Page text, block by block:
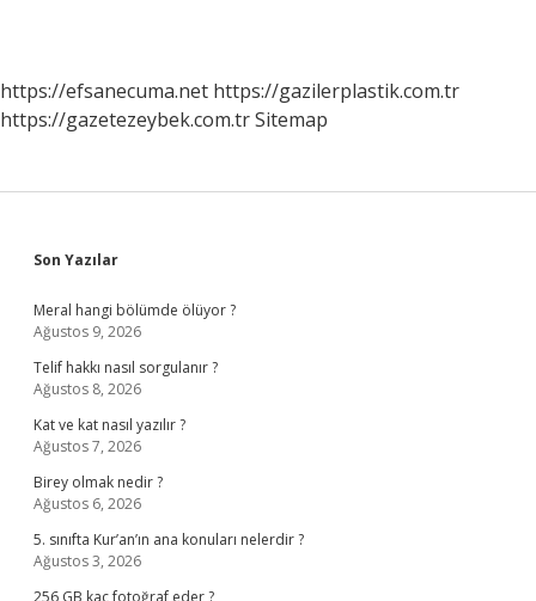
https://efsanecuma.net https://gazilerplastik.com.tr
https://gazetezeybek.com.trSitemap
Sidebar
Son Yazılar
Meral hangi bölümde ölüyor ?
Ağustos 9, 2026
Telif hakkı nasıl sorgulanır ?
Ağustos 8, 2026
Kat ve kat nasıl yazılır ?
Ağustos 7, 2026
Birey olmak nedir ?
Ağustos 6, 2026
5. sınıfta Kur’an’ın ana konuları nelerdir ?
Ağustos 3, 2026
256 GB kaç fotoğraf eder ?